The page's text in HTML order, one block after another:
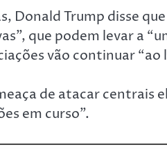
Donald Trump disse
que podem levar a
vão continuar “ao
de atacar centrais
em curso”.